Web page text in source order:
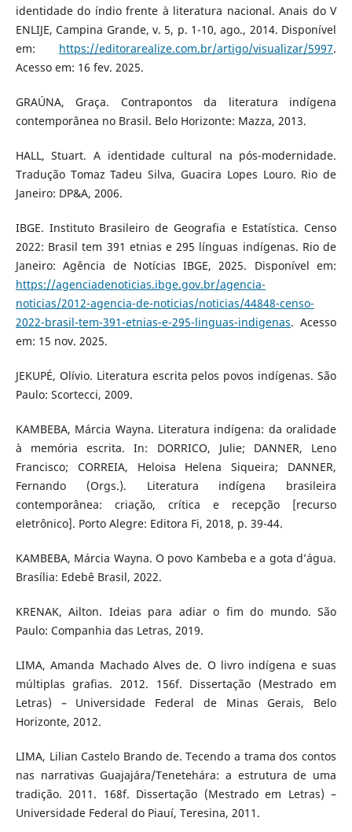
identidade do índio frente à literatura nacional. Anais do V
ENLIJE, Campina Grande, v. 5, p. 1-10, ago., 2014. Disponível
em: https://editorarealize.com.br/artigo/visualizar/5997.
Acesso em: 16 fev. 2025.
GRAÚNA, Graça. Contrapontos da literatura indígena
contemporânea no Brasil. Belo Horizonte: Mazza, 2013.
HALL, Stuart. A identidade cultural na pós-modernidade.
Tradução Tomaz Tadeu Silva, Guacira Lopes Louro. Rio de
Janeiro: DP&A, 2006.
IBGE. Instituto Brasileiro de Geografia e Estatística. Censo
2022: Brasil tem 391 etnias e 295 línguas indígenas. Rio de
Janeiro: Agência de Notícias IBGE, 2025. Disponível em:
https://agenciadenoticias.ibge.gov.br/agencia-
noticias/2012-agencia-de-noticias/noticias/44848-censo-
2022-brasil-tem-391-etnias-e-295-linguas-indigenas. Acesso
em: 15 nov. 2025.
JEKUPÉ, Olívio. Literatura escrita pelos povos indígenas. São
Paulo: Scortecci, 2009.
KAMBEBA, Márcia Wayna. Literatura indígena: da oralidade
à memória escrita. In: DORRICO, Julie; DANNER, Leno
Francisco; CORREIA, Heloisa Helena Siqueira; DANNER,
Fernando (Orgs.). Literatura indígena brasileira
contemporânea: criação, crítica e recepção [recurso
eletrônico]. Porto Alegre: Editora Fi, 2018, p. 39-44.
KAMBEBA, Márcia Wayna. O povo Kambeba e a gota d’água.
Brasília: Edebê Brasil, 2022.
KRENAK, Ailton. Ideias para adiar o fim do mundo. São
Paulo: Companhia das Letras, 2019.
LIMA, Amanda Machado Alves de. O livro indígena e suas
múltiplas grafias. 2012. 156f. Dissertação (Mestrado em
Letras) – Universidade Federal de Minas Gerais, Belo
Horizonte, 2012.
LIMA, Lilian Castelo Brando de. Tecendo a trama dos contos
nas narrativas Guajajára/Tenetehára: a estrutura de uma
tradição. 2011. 168f. Dissertação (Mestrado em Letras) –
Universidade Federal do Piauí, Teresina, 2011.